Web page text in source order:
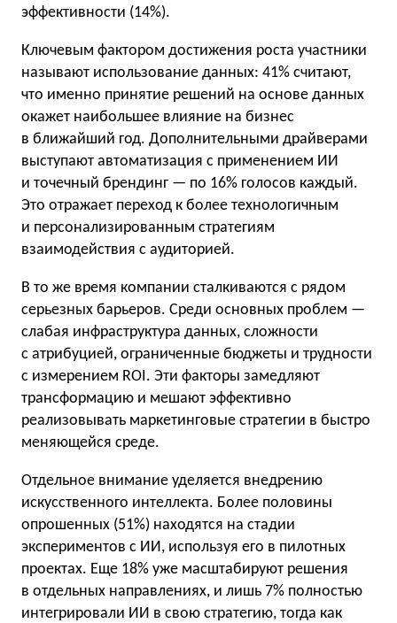
эффективности (14%).
Ключевым фактором достижения роста участники
называют использование данных: 41% считают,
что именно принятие решений на основе данных
окажет наибольшее влияние на бизнес
в ближайший год. Дополнительными драйверами
выступают автоматизация с применением ИИ
и точечный брендинг — по 16% голосов каждый.
Это отражает переход к более технологичным
и персонализированным стратегиям
взаимодействия с аудиторией.
В то же время компании сталкиваются с рядом
серьезных барьеров. Среди основных проблем —
слабая инфраструктура данных, сложности
с атрибуцией, ограниченные бюджеты и трудности
с измерением ROI. Эти факторы замедляют
трансформацию и мешают эффективно
реализовывать маркетинговые стратегии в быстро
меняющейся среде.
Отдельное внимание уделяется внедрению
искусственного интеллекта. Более половины
опрошенных (51%) находятся на стадии
экспериментов с ИИ, используя его в пилотных
проектах. Еще 18% уже масштабируют решения
в отдельных направлениях, и лишь 7% полностью
интегрировали ИИ в свою стратегию, тогда как